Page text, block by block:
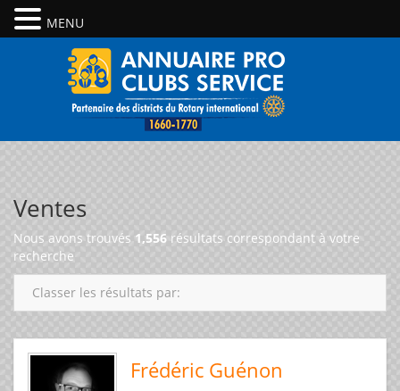
Ventes
Nous avons trouvés 1,556 résultats correspondant à votre
recherche
Classer les résultats par:
Frédéric Guénon
MENU